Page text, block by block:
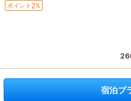
ポイント 2%
宿泊プ